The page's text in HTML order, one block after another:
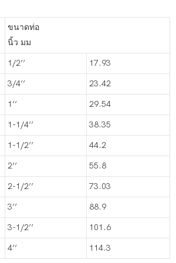
ขนาดท่อ
นิ้ว มม
1/2’’ 17.93
3/4’’ 23.42
1’’ 29.54
1-1/4’’ 38.35
1-1/2’’ 44.2
2’’ 55.8
2-1/2’’ 73.03
3’’ 88.9
3-1/2’’ 101.6
4’’ 114.3